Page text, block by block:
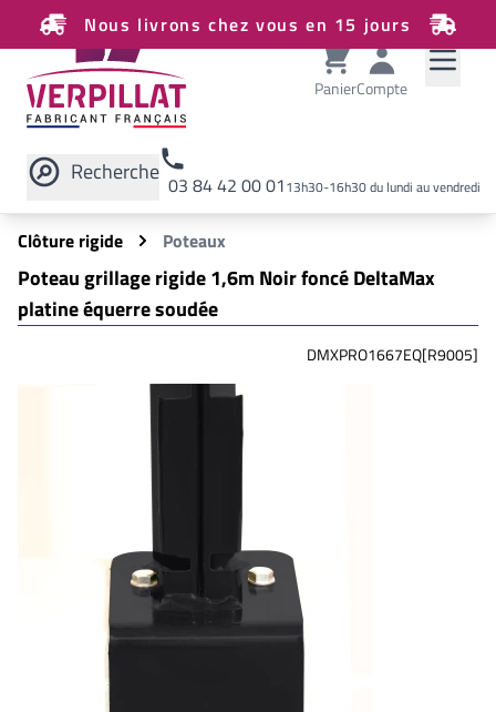
Nous livrons chez vous en 15 jours
PanierCompte
Recherche 03 84 42 00 0113h30-16h30 du lundi au vendredi
Rechercher sur le site
Clôture rigide
Poteaux
Poteau grillage rigide 1,6m Noir foncé DeltaMax
platine équerre soudée
DMXPRO1667EQ[R9005]